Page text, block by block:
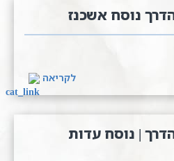
נוסח אשכנז
לקריאה
| נוסח עדות